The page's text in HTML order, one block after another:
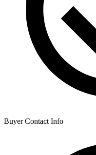
Buyer Contact Info